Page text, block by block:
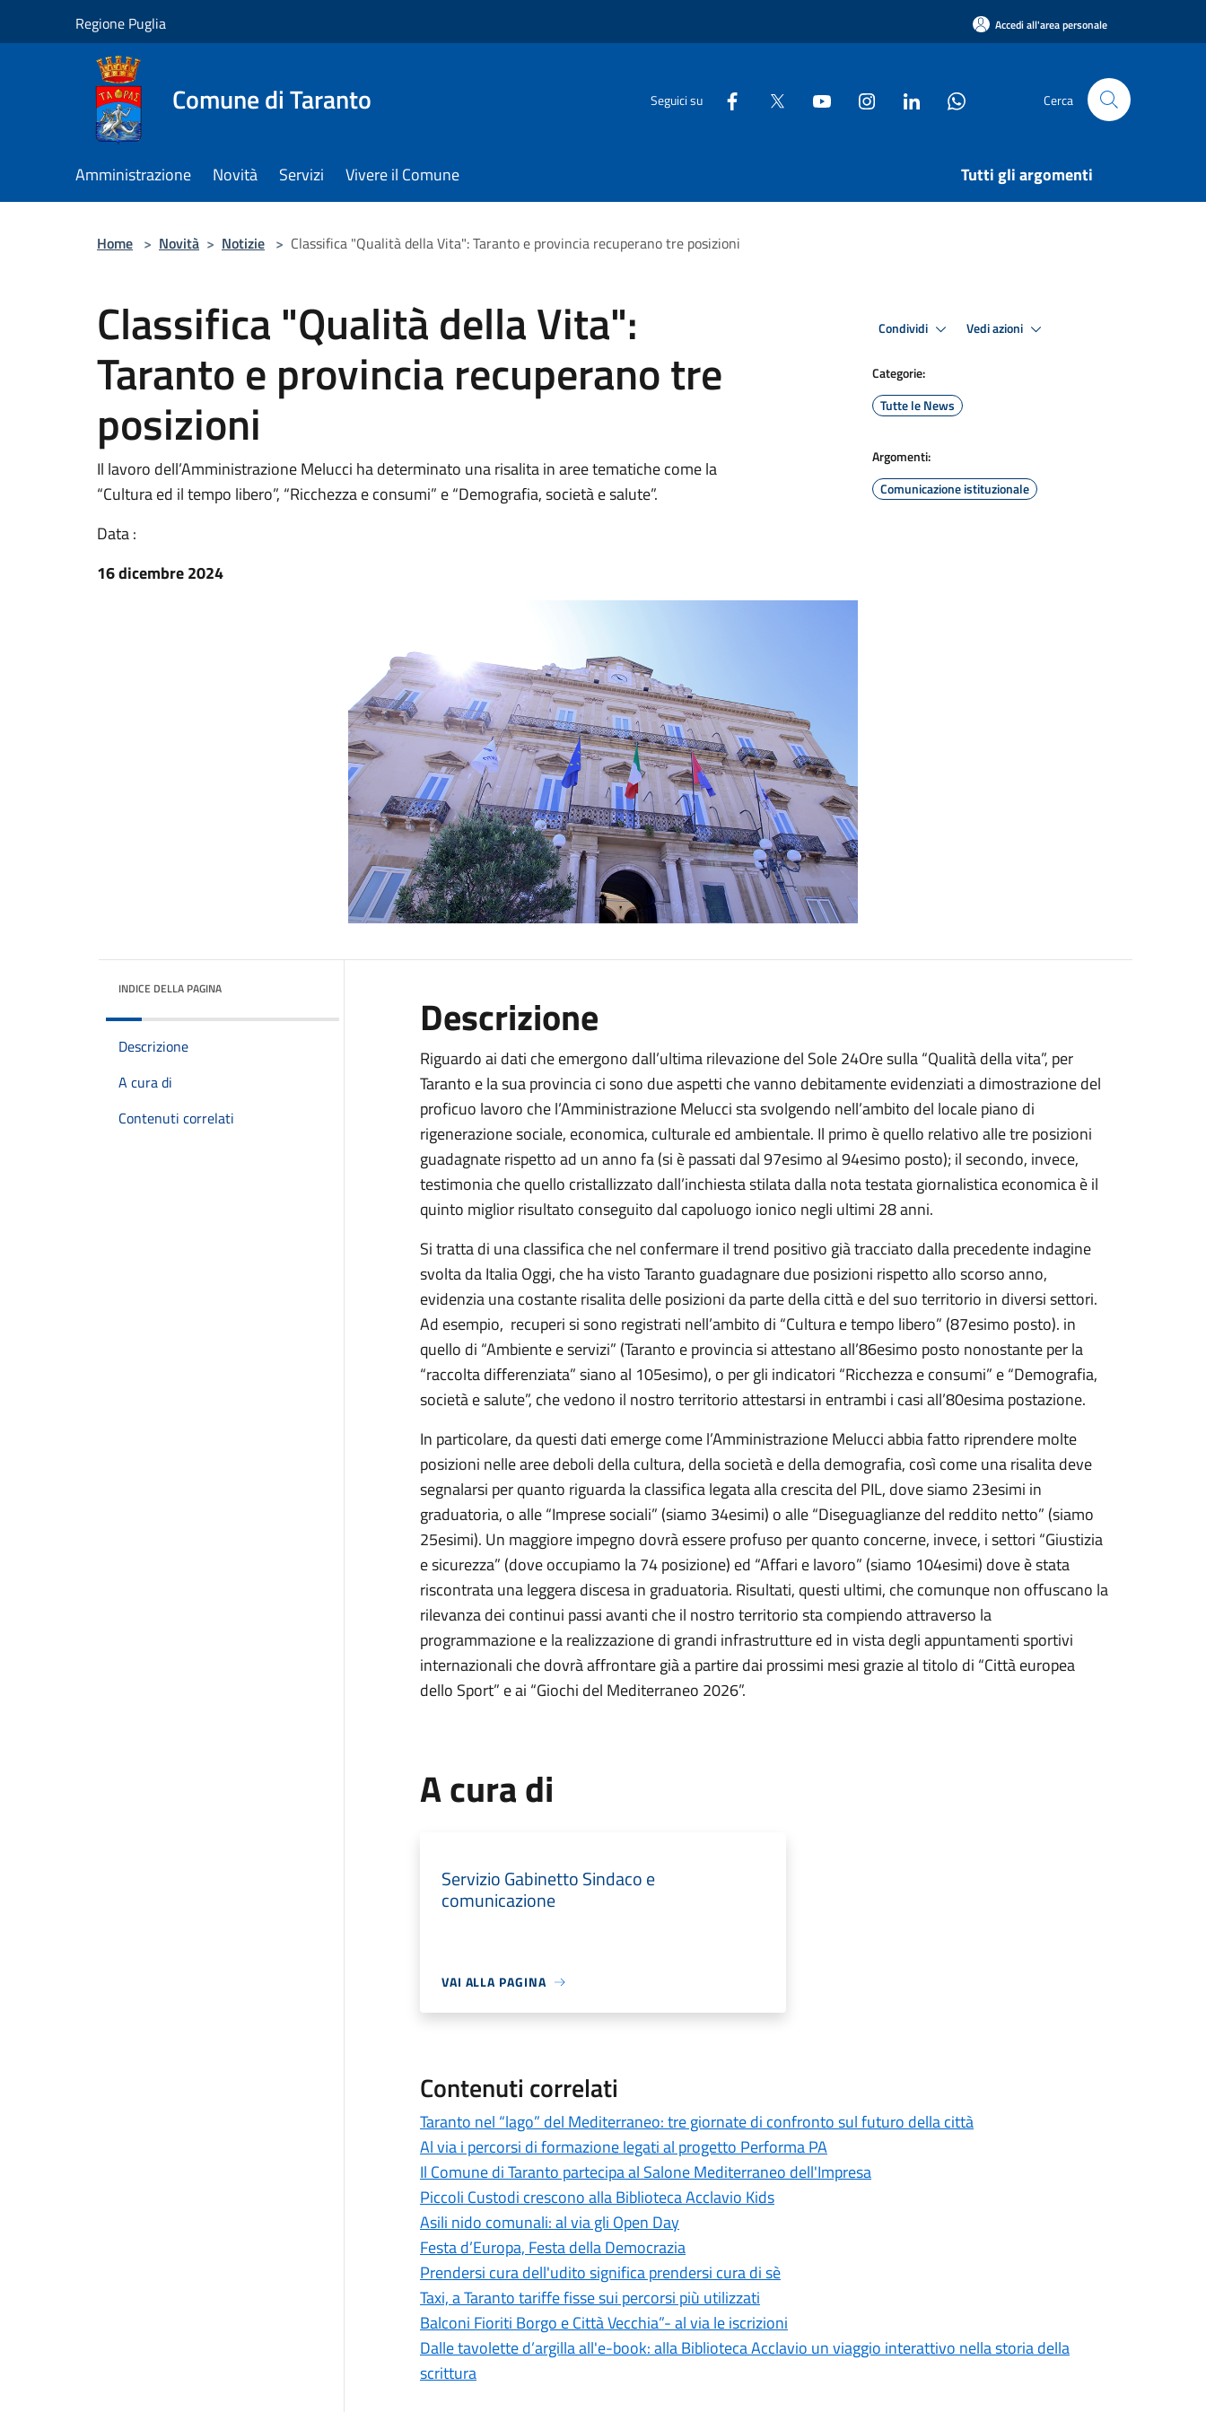
Regione Puglia Accedi all'area personale
Comune di Taranto Seguici su Cerca
Amministrazione Novità Servizi Vivere il Comune Tutti gli argomenti
Home > Novità > Notizie > Classifica "Qualità della Vita": Taranto e provincia recuperano tre posizioni
Classifica "Qualità della Vita":
Taranto e provincia recuperano tre
posizioni
Il lavoro dell’Amministrazione Melucci ha determinato una risalita in aree tematiche come la
“Cultura ed il tempo libero”, “Ricchezza e consumi” e “Demografia, società e salute”.
Data :
16 dicembre 2024
Condividi Vedi azioni
Categorie:
Tutte le News
Argomenti:
Comunicazione istituzionale
INDICE DELLA PAGINA
Descrizione
A cura di
Contenuti correlati
Descrizione
Riguardo ai dati che emergono dall’ultima rilevazione del Sole 24Ore sulla “Qualità della vita”, per
Taranto e la sua provincia ci sono due aspetti che vanno debitamente evidenziati a dimostrazione del
proficuo lavoro che l’Amministrazione Melucci sta svolgendo nell’ambito del locale piano di
rigenerazione sociale, economica, culturale ed ambientale. Il primo è quello relativo alle tre posizioni
guadagnate rispetto ad un anno fa (si è passati dal 97esimo al 94esimo posto); il secondo, invece,
testimonia che quello cristallizzato dall’inchiesta stilata dalla nota testata giornalistica economica è il
quinto miglior risultato conseguito dal capoluogo ionico negli ultimi 28 anni.
Si tratta di una classifica che nel confermare il trend positivo già tracciato dalla precedente indagine
svolta da Italia Oggi, che ha visto Taranto guadagnare due posizioni rispetto allo scorso anno,
evidenzia una costante risalita delle posizioni da parte della città e del suo territorio in diversi settori.
Ad esempio, recuperi si sono registrati nell’ambito di “Cultura e tempo libero” (87esimo posto). in
quello di “Ambiente e servizi” (Taranto e provincia si attestano all’86esimo posto nonostante per la
“raccolta differenziata” siano al 105esimo), o per gli indicatori “Ricchezza e consumi” e “Demografia,
società e salute”, che vedono il nostro territorio attestarsi in entrambi i casi all’80esima postazione.
In particolare, da questi dati emerge come l’Amministrazione Melucci abbia fatto riprendere molte
posizioni nelle aree deboli della cultura, della società e della demografia, così come una risalita deve
segnalarsi per quanto riguarda la classifica legata alla crescita del PIL, dove siamo 23esimi in
graduatoria, o alle “Imprese sociali” (siamo 34esimi) o alle “Diseguaglianze del reddito netto” (siamo
25esimi). Un maggiore impegno dovrà essere profuso per quanto concerne, invece, i settori “Giustizia
e sicurezza” (dove occupiamo la 74 posizione) ed “Affari e lavoro” (siamo 104esimi) dove è stata
riscontrata una leggera discesa in graduatoria. Risultati, questi ultimi, che comunque non offuscano la
rilevanza dei continui passi avanti che il nostro territorio sta compiendo attraverso la
programmazione e la realizzazione di grandi infrastrutture ed in vista degli appuntamenti sportivi
internazionali che dovrà affrontare già a partire dai prossimi mesi grazie al titolo di “Città europea
dello Sport” e ai “Giochi del Mediterraneo 2026”.
A cura di
Servizio Gabinetto Sindaco e
comunicazione
VAI ALLA PAGINA
Contenuti correlati
Taranto nel “lago” del Mediterraneo: tre giornate di confronto sul futuro della città
Al via i percorsi di formazione legati al progetto Performa PA
Il Comune di Taranto partecipa al Salone Mediterraneo dell'Impresa
Piccoli Custodi crescono alla Biblioteca Acclavio Kids
Asili nido comunali: al via gli Open Day
Festa d’Europa, Festa della Democrazia
Prendersi cura dell'udito significa prendersi cura di sè
Taxi, a Taranto tariffe fisse sui percorsi più utilizzati
Balconi Fioriti Borgo e Città Vecchia”- al via le iscrizioni
Dalle tavolette d’argilla all'e-book: alla Biblioteca Acclavio un viaggio interattivo nella storia della
scrittura